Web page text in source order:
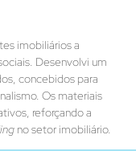
imobiliários a
Desenvolvi um
concebidos para
Os materiais
reforçando a
no setor imobiliário.